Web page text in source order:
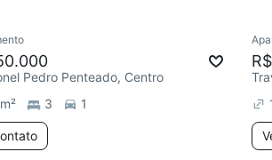
Pedro Penteado, Centro
m² 3 1